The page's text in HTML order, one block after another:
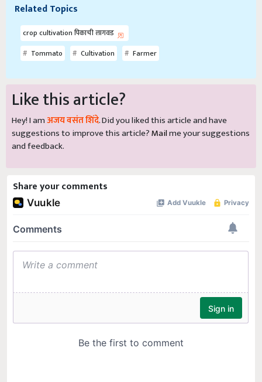
Related Topics
crop cultivation पिकाची लागवड
Tommato
Cultivation Farmer
Like this article?
Hey! I amअजय वसंत शिंदे. Did you liked this article and have
suggestions to improve this article?Mailme your suggestions
and feedback.
Share your comments